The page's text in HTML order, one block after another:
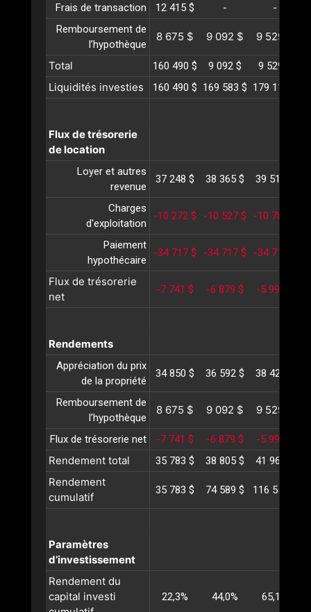
Frais de transaction
12 415 $ -
-
Remboursement de
l’hypothèque
8 675 $ 9 092 $ 9 529 $
Total 160 490 $ 9 092 $ 9 529 $
Liquidités investies 160 490 $ 169 583 $ 179 112 $
Flux de trésorerie
de location
Loyer et autres
revenue
37 248 $ 38 365 $ 39 516 $
Charges
d'exploitation
-10 272 $ -10 527 $ -10 789 $
Paiement
hypothécaire
-34 717 $ -34 717 $ -34 717 $
Flux de trésorerie
net
-7 741 $ -6 879 $ -5 990 $
Rendements
Appréciation du prix
de la propriété
34 850 $ 36 592 $ 38 422 $
Remboursement de
l’hypothèque
8 675 $ 9 092 $ 9 529 $
Flux de trésorerie net -7 741 $ -6 879 $ -5 990 $
Rendement total 35 783 $ 38 805 $ 41 961 $
Rendement
cumulatif
35 783 $ 74 589 $ 116 550 $
Paramètres
d’investissement
Rendement du
capital investi
22,3% 44,0% 65,1%